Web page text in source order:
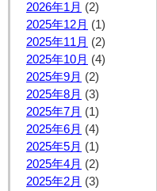
2026年1月 (2)
2025年12月 (1)
2025年11月 (2)
2025年10月 (4)
2025年9月 (2)
2025年8月 (3)
2025年7月 (1)
2025年6月 (4)
2025年5月 (1)
2025年4月 (2)
2025年2月 (3)